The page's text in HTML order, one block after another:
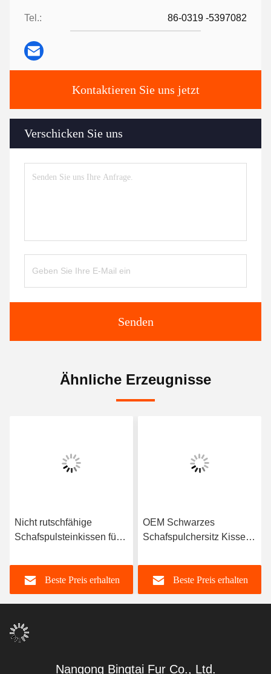
Tel.: 86-0319 -5397082
Kontaktieren Sie uns jetzt
Verschicken Sie uns
Senden
Ähnliche Erzeugnisse
Nicht rutschfähige
Schafspulsteinkissen für
Beste Preis erhalten
OEM Schwarzes
Schafspulchersitz Kissen
Beste Preis erhalten
Nangong Bingtai Fur Co., Ltd.